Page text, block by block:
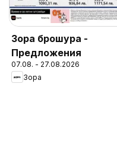
Зора брошура -
Предложения
07.08. - 27.08.2026
Зора